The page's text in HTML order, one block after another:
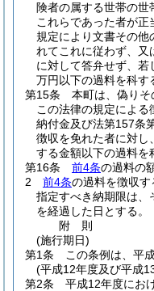
険者の属する世帯の
これらであった者が
規定により文書その他
れてこれに従わず、又
に対して答弁せず、
万円以下の過料を科す
第15条
本町は、偽り
この法律の規定による
納付金及び法第157条
徴収を免れた者に対し
する金額以下の過料を
第16条
前4条の過料の
2
前4条の過料を徴収
指定すべき納期限は、
を経過した日とする。
附 則
(施行期日)
第1条
この条例は、平
(平成12年度及び平成
第2条
平成12年度にお